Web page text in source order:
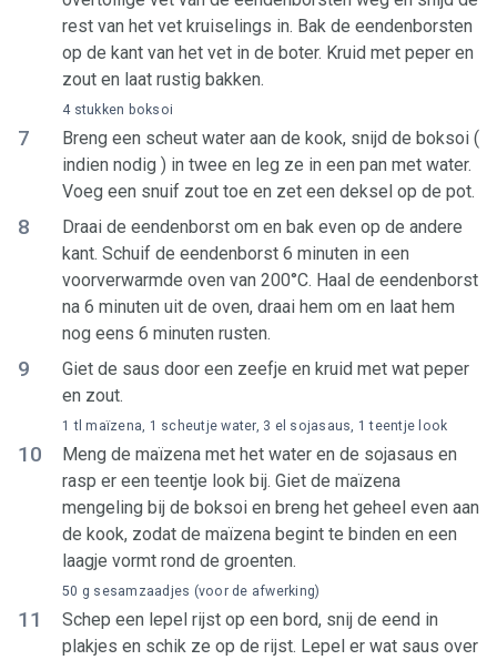
rest van het vet kruiselings in. Bak de eendenborsten
op de kant van het vet in de boter. Kruid met peper en
zout en laat rustig bakken.
7
Breng een scheut water aan de kook, snijd de boksoi (
indien nodig ) in twee en leg ze in een pan met water.
Voeg een snuif zout toe en zet een deksel op de pot.
4 stukken boksoi
8
Draai de eendenborst om en bak even op de andere
kant. Schuif de eendenborst 6 minuten in een
voorverwarmde oven van 200°C. Haal de eendenborst
na 6 minuten uit de oven, draai hem om en laat hem
nog eens 6 minuten rusten.
9
Giet de saus door een zeefje en kruid met wat peper
en zout.
10
Meng de maïzena met het water en de sojasaus en
rasp er een teentje look bij. Giet de maïzena
mengeling bij de boksoi en breng het geheel even aan
de kook, zodat de maïzena begint te binden en een
laagje vormt rond de groenten.
1 tl maïzena, 1 scheutje water, 3 el sojasaus, 1 teentje look
11
Schep een lepel rijst op een bord, snij de eend in
plakjes en schik ze op de rijst. Lepel er wat saus over
50 g sesamzaadjes (voor de afwerking)